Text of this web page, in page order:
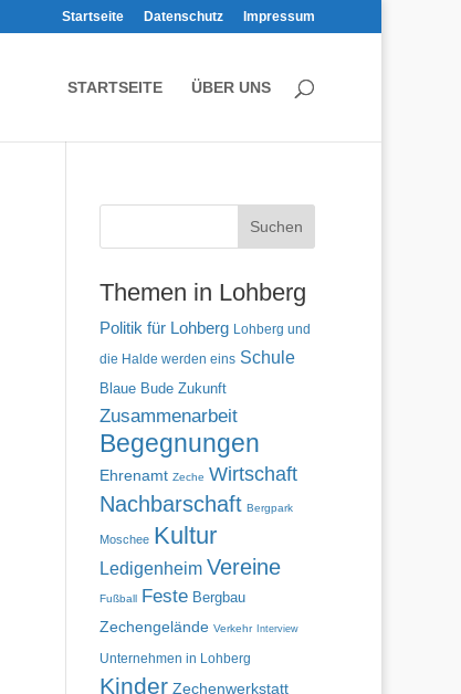
Startseite Datenschutz Impressum
STARTSEITE ÜBER UNS
Themen in Lohberg
Politik für Lohberg Lohberg und
die Halde werden eins Schule
Blaue Bude Zukunft
Zusammenarbeit
Begegnungen
Ehrenamt Zeche Wirtschaft
Nachbarschaft Bergpark
Moschee Kultur
Ledigenheim Vereine
Fußball Feste Bergbau
Zechengelände Verkehr Interview
Unternehmen in Lohberg
Kinder Zechenwerkstatt